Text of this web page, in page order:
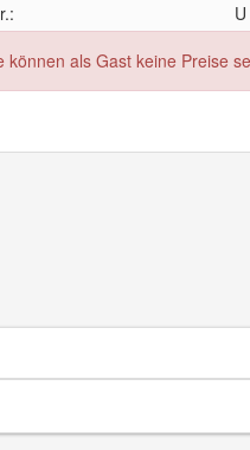
können als Gast keine Preise